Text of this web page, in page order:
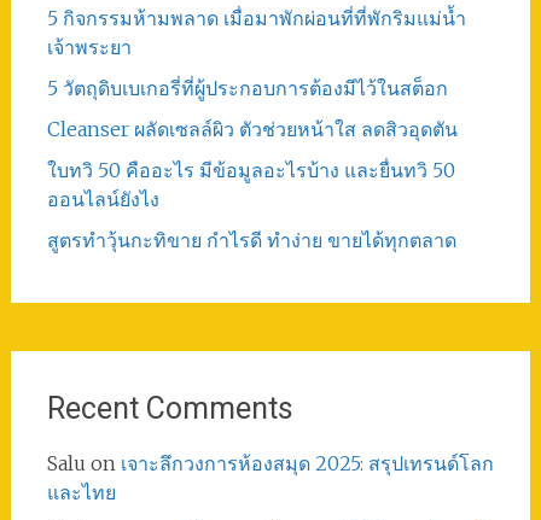
5 กิจกรรมห้ามพลาด เมื่อมาพักผ่อนที่ที่พักริมแม่น้ำ
เจ้าพระยา
5 วัตถุดิบเบเกอรี่ที่ผู้ประกอบการต้องมีไว้ในสต็อก
Cleanser ผลัดเซลล์ผิว ตัวช่วยหน้าใส ลดสิวอุดตัน
ใบทวิ 50 คืออะไร มีข้อมูลอะไรบ้าง และยื่นทวิ 50
ออนไลน์ยังไง
สูตรทําวุ้นกะทิขาย กำไรดี ทำง่าย ขายได้ทุกตลาด
Recent Comments
Salu on เจาะลึกวงการห้องสมุด 2025: สรุปเทรนด์โลก
และไทย